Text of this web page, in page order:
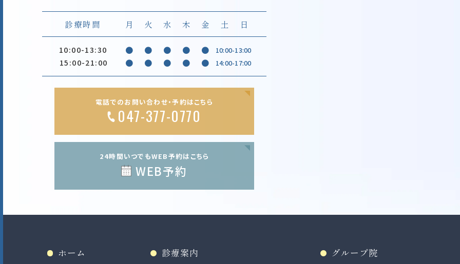
診療時間 月 火 水 木 金 土 日
10:00-13:30 ● ● ● ● ● 10:00-13:00
15:00-21:00 ● ● ● ● ● 14:00-17:00
電話でのお問い合わせ・予約はこちら
047-377-0770
24時間いつでもWEB予約はこちら
WEB予約
ホーム
診療案内 グループ院